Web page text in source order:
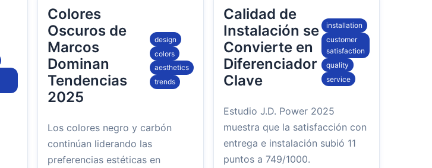
Colores
Oscuros de
Marcos
Dominan
Tendencias
2025
design
colors
aesthetics
trends
Los colores negro y carbón
continúan liderando las
preferencias estéticas en
Calidad de
Instalación se
Convierte en
Diferenciador
Clave
installation
customer
satisfaction
quality
service
Estudio J.D. Power 2025
muestra que la satisfacción con
entrega e instalación subió 11
puntos a 749/1000.